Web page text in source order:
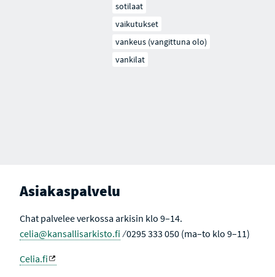
sotilaat
vaikutukset
vankeus (vangittuna olo)
vankilat
Asiakaspalvelu
Chat palvelee verkossa arkisin klo 9–14.
celia@kansallisarkisto.fi ⁄ 0295 333 050 (ma–to klo 9–11)
Celia.fi